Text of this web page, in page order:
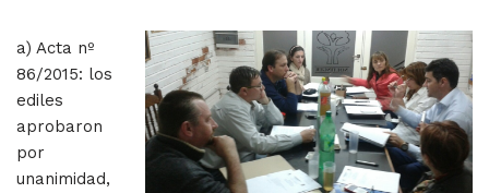
a) Acta nº
86/2015: los
ediles
aprobaron
por
unanimidad,